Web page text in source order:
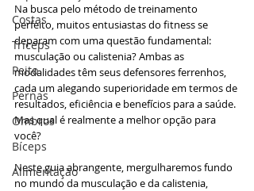
Costas
Tríceps
Peito
Pernas
Ombros
Bíceps
Alimentação
Na busca pelo método de treinamento
perfeito, muitos entusiastas do fitness se
deparam com uma questão fundamental:
musculação ou calistenia? Ambas as
modalidades têm seus defensores ferrenhos,
cada um alegando superioridade em termos de
resultados, eficiência e benefícios para a saúde.
Mas qual é realmente a melhor opção para
você?
Neste guia abrangente, mergulharemos fundo
no mundo da musculação e da calistenia,